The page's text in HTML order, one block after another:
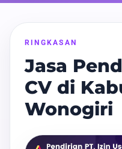
RINGKASAN
Jasa
CV di
Wonogiri